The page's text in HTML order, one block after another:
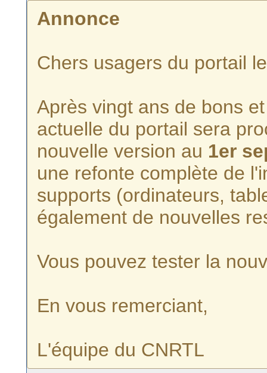
Annonce
Chers usagers du portail
Après vingt ans de bons
actuelle du portail sera
nouvelle version au 1er
une refonte complète de
supports (ordinateurs,
également de nouvelles
Vous pouvez tester la
En vous remerciant,
L'équipe du CNRTL